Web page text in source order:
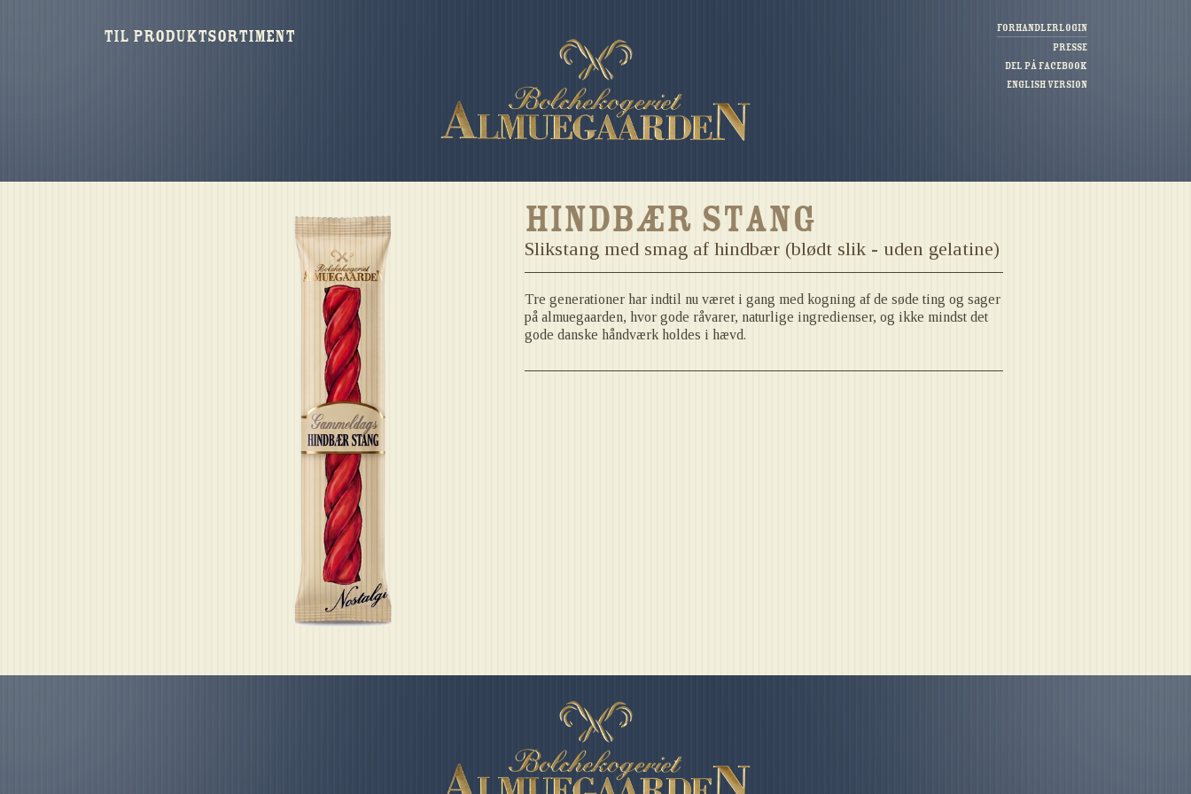
Til produktsortiment
Forhandlerlogin
Presse
Del på Facebook
English version
Hindbær stang
Slikstang med smag af hindbær (blødt slik - uden gelatine)
Tre generationer har indtil nu været i gang med kogning af de søde ting og sager
på almuegaarden, hvor gode råvarer, naturlige ingredienser, og ikke mindst det
gode danske håndværk holdes i hævd.